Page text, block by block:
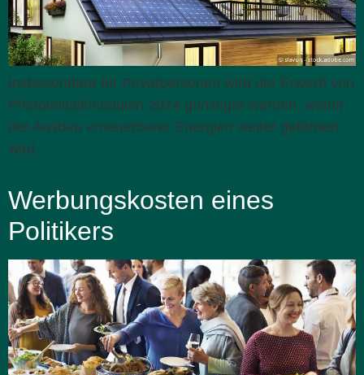
Insbesondere für Privatpersonen wird der Erwerb von
Photovoltaikmodulen 2024 günstiger werden, womit
der Ausbau erneuerbarer Energien weiter gefördert
wird.
Werbungskosten eines
Politikers